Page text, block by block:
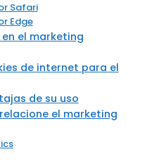
Safari
Edge
el marketing
de internet para el
de su uso
el marketing